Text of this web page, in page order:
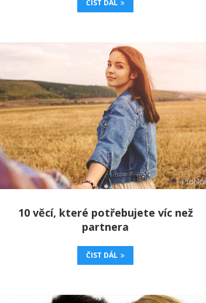
ČIST DÁL
10 věcí, které potřebujete víc než
partnera
ČIST DÁL